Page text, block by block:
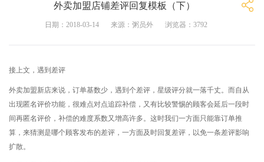
外卖加盟店铺差评回复模板（下）
日期：2018-03-14 来源：粥员外 浏览器：3792
接上文，遇到差评
外卖加盟新店来说，订单基数少，遇到个差评，星级评分就一落千丈。而自从
出现匿名评价功能，很难点对点追踪补偿，又有比较警惕的顾客会延后一段时
间再匿名评价，补偿的难度系数又增高许多。这时我们一方面只能靠订单推
算，来猜测是哪个顾客发布的差评，一方面及时回复差评，以免一条差评影响
扩散。